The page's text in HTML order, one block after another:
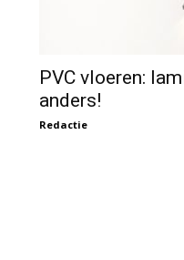
PVC vloeren:
anders!
Redactie